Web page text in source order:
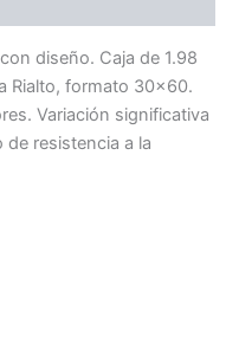
diseño. Caja de 1.98
Rialto, formato 30×60.
Variación significativa
resistencia a la